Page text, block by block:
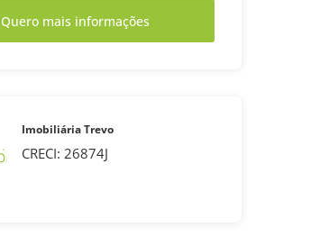
Quero mais informações
Imobiliária Trevo
CRECI: 26874J